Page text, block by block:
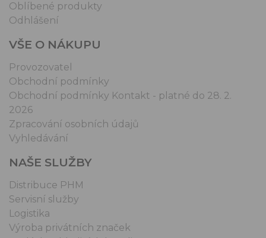
Oblíbené produkty
Odhlášení
VŠE O NÁKUPU
Provozovatel
Obchodní podmínky
Obchodní podmínky Kontakt - platné do 28. 2.
2026
Zpracování osobních údajů
Vyhledávání
NAŠE SLUŽBY
Distribuce PHM
Servisní služby
Logistika
Výroba privátních značek